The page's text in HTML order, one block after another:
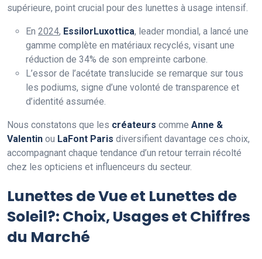
supérieure, point crucial pour des lunettes à usage intensif.
En 2024, EssilorLuxottica, leader mondial, a lancé une
gamme complète en matériaux recyclés, visant une
réduction de 34% de son empreinte carbone.
L’essor de l’acétate translucide se remarque sur tous
les podiums, signe d’une volonté de transparence et
d’identité assumée.
Nous constatons que les créateurs comme Anne &
Valentin ou LaFont Paris diversifient davantage ces choix,
accompagnant chaque tendance d’un retour terrain récolté
chez les opticiens et influenceurs du secteur.
Lunettes de Vue et Lunettes de
Soleil?: Choix, Usages et Chiffres
du Marché